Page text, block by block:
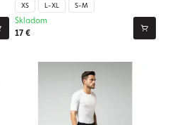
XS L-XL S-M
17 €
Skladom